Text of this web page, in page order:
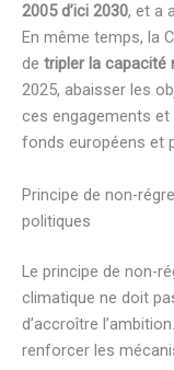
2005 d’ici 2030, et a
En même temps, la
de tripler la capacité
2025, abaisser les
ces engagements
fonds européens et
Principe de non-
politiques
Le principe de non-
climatique ne doit
d’accroître
renforcer les